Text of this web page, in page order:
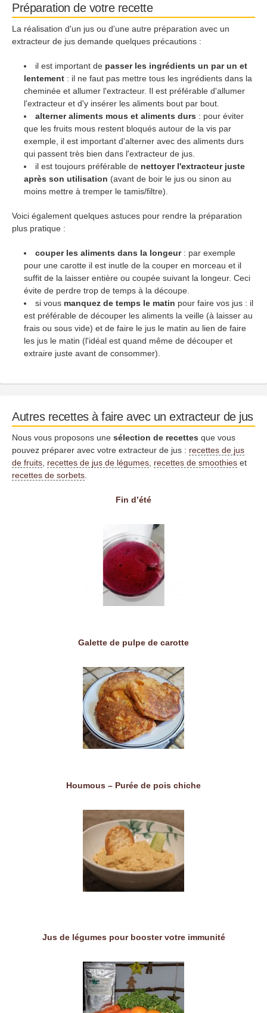
Préparation de votre recette
La réalisation d'un jus ou d'une autre préparation avec un
extracteur de jus demande quelques précautions :
il est important de passer les ingrédients un par un et
lentement : il ne faut pas mettre tous les ingrédients dans la
cheminée et allumer l'extracteur. Il est préférable d'allumer
l'extracteur et d'y insérer les aliments bout par bout.
alterner aliments mous et aliments durs : pour éviter
que les fruits mous restent bloqués autour de la vis par
exemple, il est important d'alterner avec des aliments durs
qui passent très bien dans l'extracteur de jus.
il est toujours préférable de nettoyer l'extracteur juste
après son utilisation (avant de boir le jus ou sinon au
moins mettre à tremper le tamis/filtre).
Voici également quelques astuces pour rendre la préparation
plus pratique :
couper les aliments dans la longeur: par exemple
pour une carotte il est inutle de la couper en morceau et il
suffit de la laisser entière ou coupée suivant la longeur. Ceci
évite de perdre trop de temps à la découpe.
si vous manquez de temps le matin pour faire vos jus : il
est préférable de découper les aliments la veille (à laisser au
frais ou sous vide) et de faire le jus le matin au lien de faire
les jus le matin (l'idéal est quand même de découper et
extraire juste avant de consommer).
Autres recettes à faire avec un extracteur de jus
Nous vous proposons une sélection de recettes que vous
pouvez préparer avec votre extracteur de jus : recettes de jus
de fruits recettes de jus de légumes recettes de smoothies et
recettes de sorbets
Fin d’été
Galette de pulpe de carotte
Houmous – Purée de pois chiche
Jus de légumes pour booster votre immunité